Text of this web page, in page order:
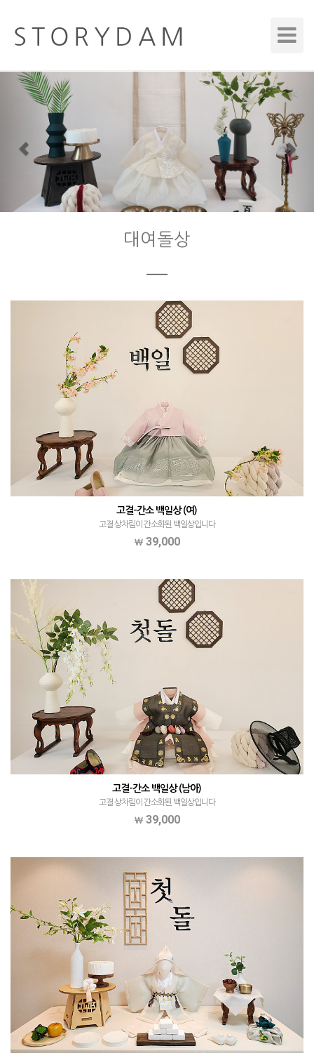
Toggle
Previous
대여돌상
ㅡ
고결-간소 백일상 (여)
고결 상차림이 간소화된 백일상입니다
39,000
고결-간소 백일상 (남아)
고결 상차림이 간소화된 백일상입니다
39,000